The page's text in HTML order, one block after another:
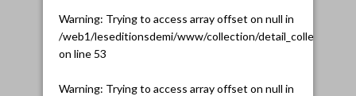
Warning: Trying to access array offset on null in
/web1/leseditionsdemi/www/collection/
on line 53
Warning: Trying to access array offset on null in